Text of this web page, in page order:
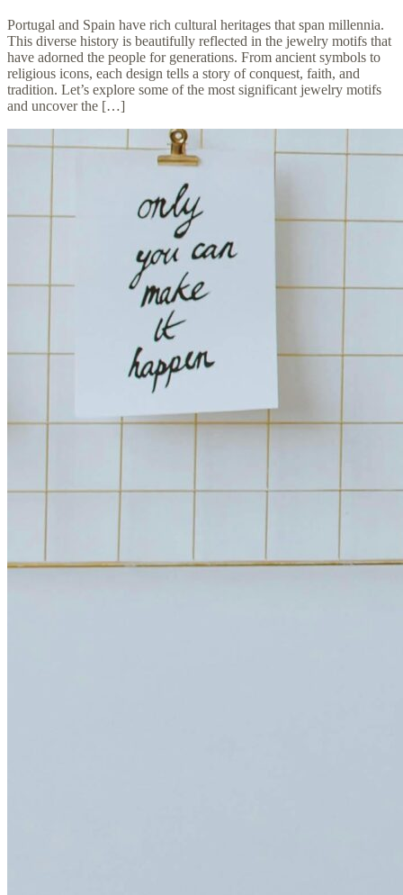
Portugal and Spain have rich cultural heritages that span millennia.
This diverse history is beautifully reflected in the jewelry motifs that
have adorned the people for generations. From ancient symbols to
religious icons, each design tells a story of conquest, faith, and
tradition. Let’s explore some of the most significant jewelry motifs
and uncover the […]